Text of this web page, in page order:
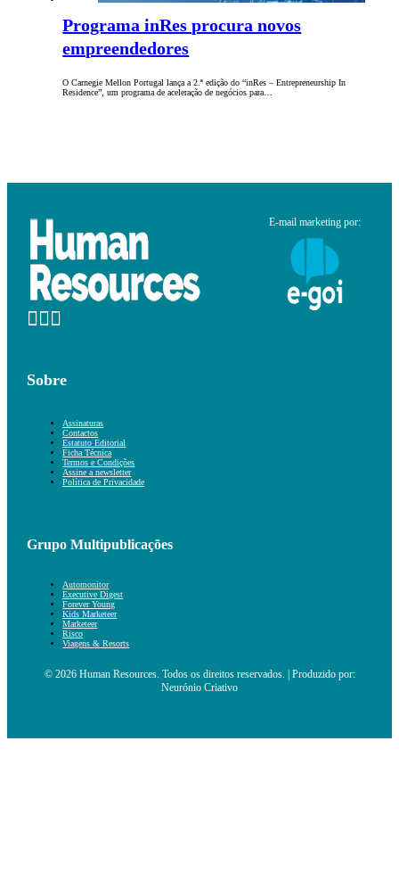
Programa inRes procura novos
empreendedores
O Carnegie Mellon Portugal lança a 2.ª edição do “inRes – Entrepreneurship In
Residence”, um programa de aceleração de negócios para…
E-mail marketing por:
Sobre
Assinaturas
Contactos
Estatuto Editorial
Ficha Técnica
Termos e Condições
Assine a newsletter
Política de Privacidade
Grupo Multipublicações
Automonitor
Executive Digest
Forever Young
Kids Marketeer
Marketeer
Risco
Viagens & Resorts
© 2026 Human Resources. Todos os direitos reservados. | Produzido por:
Neurónio Criativo